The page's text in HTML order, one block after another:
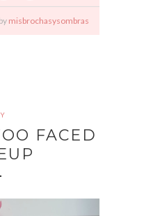
misbrochasysombras
FACED